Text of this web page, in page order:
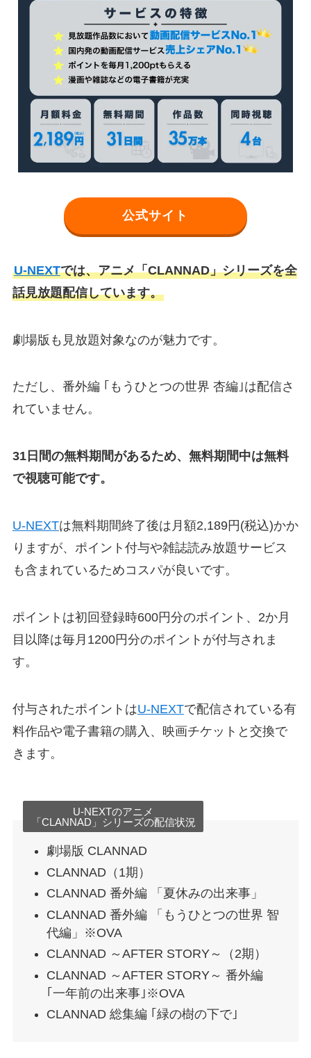
公式サイト
U-NEXTでは、アニメ「CLANNAD」シリーズを全
話見放題配信しています。
劇場版も見放題対象なのが魅力です。
ただし、番外編 ｢もうひとつの世界 杏編｣は配信さ
れていません。
31日間の無料期間があるため、無料期間中は無料
で視聴可能です。
U-NEXTは無料期間終了後は月額2,189円(税込)かか
りますが、ポイント付与や雑誌読み放題サービス
も含まれているためコスパが良いです。
ポイントは初回登録時600円分のポイント、2か月
目以降は毎月1200円分のポイントが付与されま
す。
付与されたポイントはU-NEXTで配信されている有
料作品や電子書籍の購入、映画チケットと交換で
きます。
U-NEXTのアニメ
「CLANNAD」シリーズの配信状況
劇場版 CLANNAD
CLANNAD（1期）
CLANNAD 番外編 「夏休みの出来事」
CLANNAD 番外編 「もうひとつの世界 智
代編」※OVA
CLANNAD ～AFTER STORY～（2期）
CLANNAD ～AFTER STORY～ 番外編
｢一年前の出来事｣※OVA
CLANNAD 総集編 ｢緑の樹の下で｣